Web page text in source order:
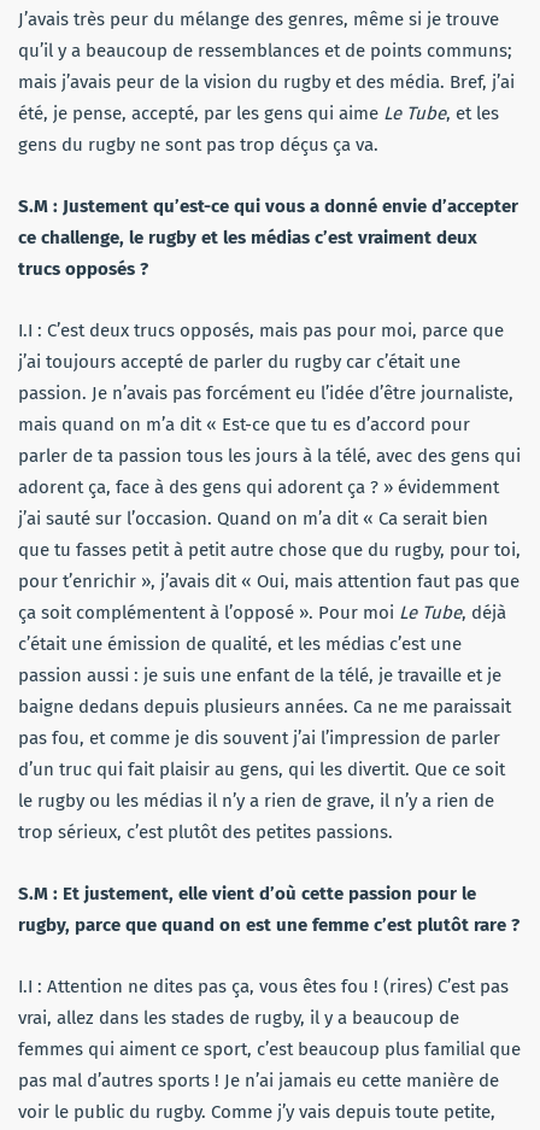
J’avais très peur du mélange des genres, même si je trouve
qu’il y a beaucoup de ressemblances et de points communs;
mais j’avais peur de la vision du rugby et des média. Bref, j’ai
été, je pense, accepté, par les gens qui aime Le Tube, et les
gens du rugby ne sont pas trop déçus ça va.
S.M : Justement qu’est-ce qui vous a donné envie d’accepter
ce challenge, le rugby et les médias c’est vraiment deux
trucs opposés ?
I.I : C’est deux trucs opposés, mais pas pour moi, parce que
j’ai toujours accepté de parler du rugby car c’était une
passion. Je n’avais pas forcément eu l’idée d’être journaliste,
mais quand on m’a dit « Est-ce que tu es d’accord pour
parler de ta passion tous les jours à la télé, avec des gens qui
adorent ça, face à des gens qui adorent ça ? » évidemment
j’ai sauté sur l’occasion. Quand on m’a dit « Ca serait bien
que tu fasses petit à petit autre chose que du rugby, pour toi,
pour t’enrichir », j’avais dit « Oui, mais attention faut pas que
ça soit complémentent à l’opposé ». Pour moi Le Tube, déjà
c’était une émission de qualité, et les médias c’est une
passion aussi : je suis une enfant de la télé, je travaille et je
baigne dedans depuis plusieurs années. Ca ne me paraissait
pas fou, et comme je dis souvent j’ai l’impression de parler
d’un truc qui fait plaisir au gens, qui les divertit. Que ce soit
le rugby ou les médias il n’y a rien de grave, il n’y a rien de
trop sérieux, c’est plutôt des petites passions.
S.M : Et justement, elle vient d’où cette passion pour le
rugby, parce que quand on est une femme c’est plutôt rare ?
I.I : Attention ne dites pas ça, vous êtes fou ! (rires) C’est pas
vrai, allez dans les stades de rugby, il y a beaucoup de
femmes qui aiment ce sport, c’est beaucoup plus familial que
pas mal d’autres sports ! Je n’ai jamais eu cette manière de
voir le public du rugby. Comme j’y vais depuis toute petite,